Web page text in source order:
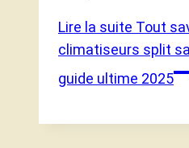
Lire la suite Tout
climatiseurs split
guide ultime 2025